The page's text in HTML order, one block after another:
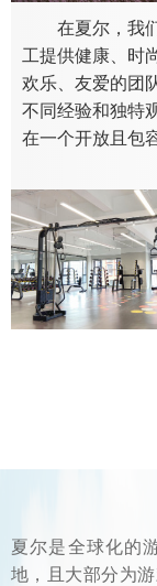
在夏尔，我
工提供健康、时
欢乐、友爱的团
不同经验和独特
在一个开放且包
夏尔是全球化的
地，且大部分为